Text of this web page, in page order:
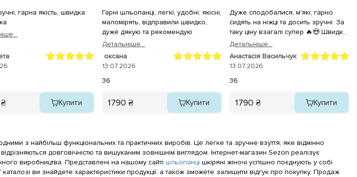
гарна якість, швидка
Купити
Гарнi шльопанцi, легкi, удобнi, якiснi,
маломiрять, вiдправили швидко,
дуже дякую та рекомендую
Детальнiше...
оксана
13.07.2026
36
1790 ₴ Купити
Дуже сподобалися, м'які, гарно
сидять на ніжці та досить зручні. За
таку ціну взагалі супер 🔥😍 Швидка
відправка👍🏼 Однозначно
Детальнiше...
Анастасія Васильчук
13.07.2026
36
1790 ₴ Купити
з найбільш функціональних та практичних виробів. Це легке та зручне взуття, яке відмінно
довговічністю та вишуканим зовнішнім виглядом. Інтернет-магазин Sezon реалізує
виробництва. Представлені на нашому сайті шльопанці шкіряні жіночі успішно поєднують у собі
каталозі ви знайдете характеристики продукції, а також зможете залишити відгук про покупку. Продаж